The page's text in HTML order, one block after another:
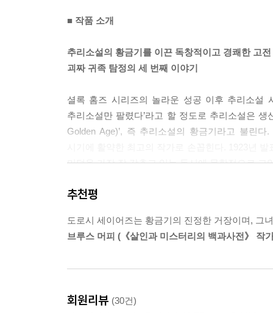
■ 작품 소개
추리소설의 황금기를 이끈 독창적이고 경쾌한 고전
괴짜 귀족 탐정의 세 번째 이야기
셜록 홈즈 시리즈의 놀라운 성공 이후 추리소설
추리소설만 팔렸다’라고 할 정도로 추리소설은
Golden Age)’, 즉 추리소설의 황금기라고 불린
미덕을 가장 잘 갖추고 있는 동시에 문학적으로 고
세이어즈는 ‘독자에게 중요한 단서를 숨기지 말
이러한 규칙이 확립된 시기에 발표되었다. 실제
어떻게 독을 주입했는지 그 수법을 밝혀내고 증
영국 문화사에 큰 영향을 끼쳤으며 피터 윔지 경
추천평
도로시 세이어즈는 황금기의 진정한 거장이며, 그
브루스 머피 (《살인과 미스터리의 백과사전》 작
회원리뷰 (30건)